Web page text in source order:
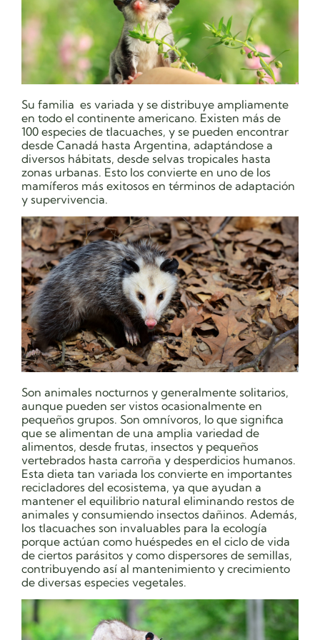
Su familia es variada y se distribuye ampliamente
en todo el continente americano. Existen más de
100 especies de tlacuaches, y se pueden encontrar
desde Canadá hasta Argentina, adaptándose a
diversos hábitats, desde selvas tropicales hasta
zonas urbanas. Esto los convierte en uno de los
mamíferos más exitosos en términos de adaptación
y supervivencia.
Son animales nocturnos y generalmente solitarios,
aunque pueden ser vistos ocasionalmente en
pequeños grupos. Son omnívoros, lo que significa
que se alimentan de una amplia variedad de
alimentos, desde frutas, insectos y pequeños
vertebrados hasta carroña y desperdicios humanos.
Esta dieta tan variada los convierte en importantes
recicladores del ecosistema, ya que ayudan a
mantener el equilibrio natural eliminando restos de
animales y consumiendo insectos dañinos. Además,
los tlacuaches son invaluables para la ecología
porque actúan como huéspedes en el ciclo de vida
de ciertos parásitos y como dispersores de semillas,
contribuyendo así al mantenimiento y crecimiento
de diversas especies vegetales.